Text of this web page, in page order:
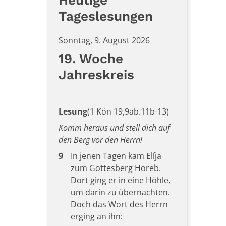
Tageslesungen
Sonntag, 9. August 2026
19. Woche
Jahreskreis
Lesung(1 Kön 19,9ab.11b-13)
Komm heraus und stell dich auf
den Berg vor den Herrn!
9
In jenen Tagen kam Elíja
zum Gottesberg Horeb.
Dort ging er in eine Höhle,
um darin zu übernachten.
Doch das Wort des Herrn
erging an ihn: